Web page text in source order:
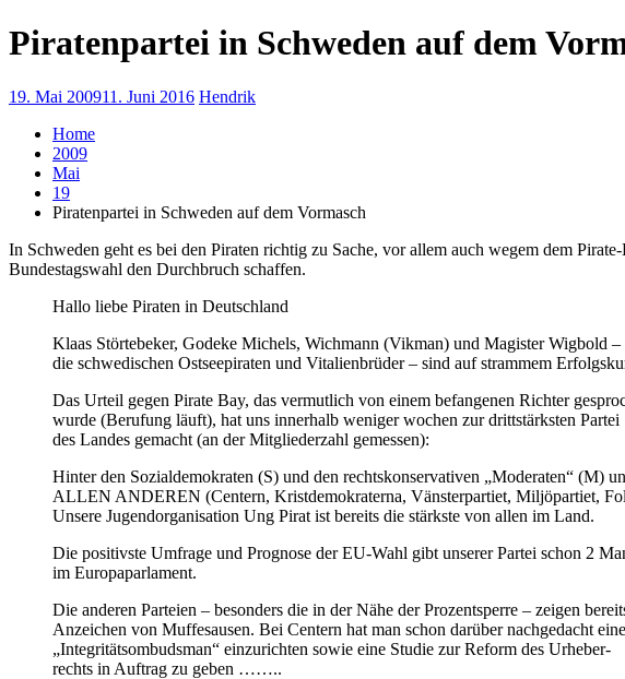
Piratenpartei in Schweden auf dem
19. Mai 200911. Juni 2016 Hendrik
Home
2009
Mai
19
Piratenpartei in Schweden auf dem Vormasch
In Schweden geht es bei den Piraten richtig zu Sache, vor allem auch wegem dem
Bundestagswahl den Durchbruch schaffen.
Hallo liebe Piraten in Deutschland
Klaas Störtebeker, Godeke Michels, Wichmann (Vikman) und Magister Wigbold –
die schwedischen Ostseepiraten und Vitalienbrüder – sind auf strammem
Das Urteil gegen Pirate Bay, das vermutlich von einem befangenen Richter
wurde (Berufung läuft), hat uns innerhalb weniger wochen zur drittstärksten Partei
des Landes gemacht (an der Mitgliederzahl gemessen):
Hinter den Sozialdemokraten (S) und den rechtskonservativen „Moderaten“ (M)
ALLEN ANDEREN (Centern, Kristdemokraterna, Vänsterpartiet, Miljöpartiet,
Unsere Jugendorganisation Ung Pirat ist bereits die stärkste von allen im Land.
Die positivste Umfrage und Prognose der EU-Wahl gibt unserer Partei schon 2
im Europaparlament.
Die anderen Parteien – besonders die in der Nähe der Prozentsperre – zeigen
Anzeichen von Muffesausen. Bei Centern hat man schon darüber nachgedacht
„Integritätsombudsman“ einzurichten sowie eine Studie zur Reform des Urheber-
rechts in Auftrag zu geben ……..